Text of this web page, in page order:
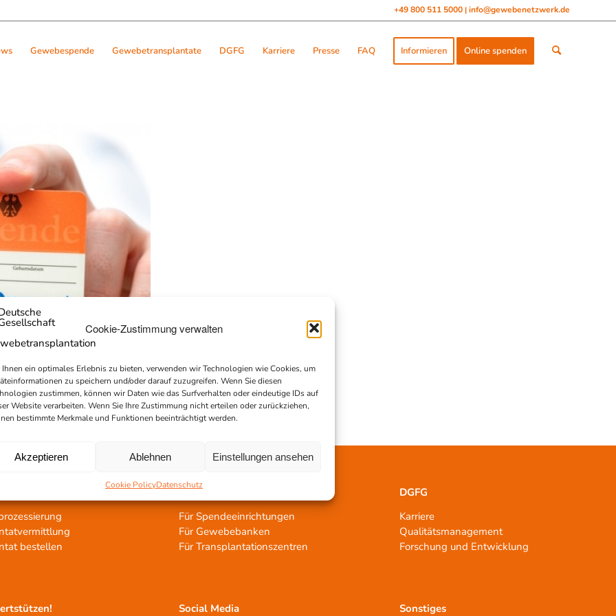
Cookie-Zustimmung verwalten
Ihnen ein optimales Erlebnis zu bieten, verwenden wir Technologien wie Cookies, um
zu speichern und/oder darauf zuzugreifen. Wenn Sie diesen
zustimmen, können wir Daten wie das Surfverhalten oder eindeutige IDs auf
Website verarbeiten. Wenn Sie Ihre Zustimmung nicht erteilen oder zurückziehen,
bestimmte Merkmale und Funktionen beeinträchtigt werden.
Akzeptieren Ablehnen Einstellungen ansehen
Cookie PolicyDatenschutz
+49 800 511 5000 | info@gewebenetzwerk.de
Gewebespende Gewebetransplantate DGFG Karriere Presse FAQ Informieren Online spenden
bestellen
Netzwerk
Für Spendeeinrichtungen
Für Gewebebanken
Für Transplantationszentren
Social Media
DGFG
Karriere
Qualitätsmanagement
Forschung und Entwicklung
Sonstiges